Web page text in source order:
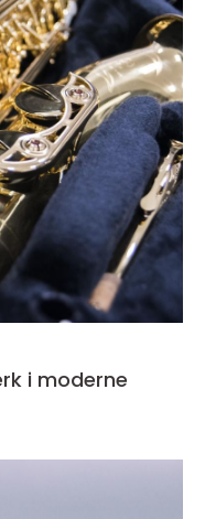
i moderne